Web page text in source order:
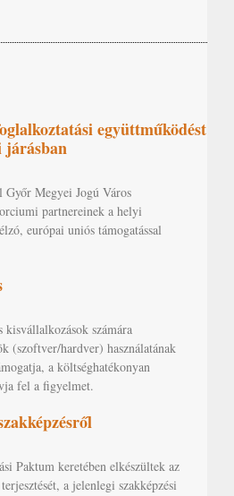
együttműködést
járásban
Győr Megyei Jogú Város
partnereinek a helyi
európai uniós támogatással
számára
(szoftver/hardver) használatának
a költséghatékonyan
fel a figyelmet.
Paktum keretében elkészültek az
a jelenlegi szakképzési